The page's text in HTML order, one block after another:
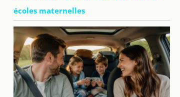
écoles maternelles